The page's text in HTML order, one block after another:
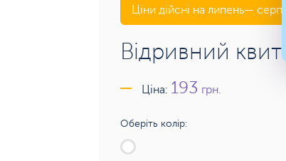
Ціни дійсні на липень—
Відривний
Ціна: 193 грн.
Оберіть колір: